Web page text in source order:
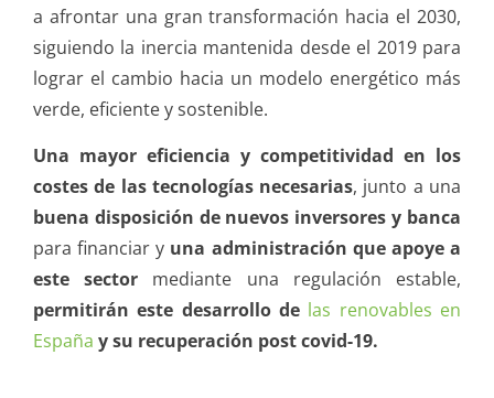
a afrontar una gran transformación hacia el 2030,
siguiendo la inercia mantenida desde el 2019 para
lograr el cambio hacia un modelo energético más
verde, eficiente y sostenible.
Una mayor eficiencia y competitividad en los
costes de las tecnologías necesarias, junto a una
buena disposición de nuevos inversores y banca
para financiar y una administración que apoye a
este sector mediante una regulación estable,
permitirán este desarrollo de las renovables en
España y su recuperación post covid-19.